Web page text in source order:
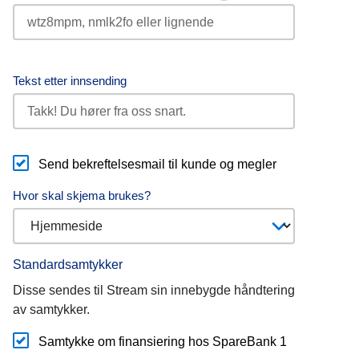
Tekst etter innsending
Send bekreftelsesmail til kunde og megler
Hvor skal skjema brukes?
Standardsamtykker
Disse sendes til Stream sin innebygde håndtering
av samtykker.
Samtykke om finansiering hos SpareBank 1